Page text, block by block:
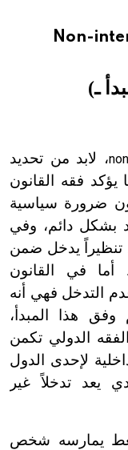
في عام 2026
Non-
ـ)
، لابد من تحديد
يؤكد فقه القانون
ضرورة سياسية
بشكل دائم، وفي
تنظيراً يدخل ضمن
أما في القانون
التدخل فهي أنه
هذا المبدأ،
الدولي تكمن
لإحدى الدول
يعد تدخلاً غير
يمارسه شخص